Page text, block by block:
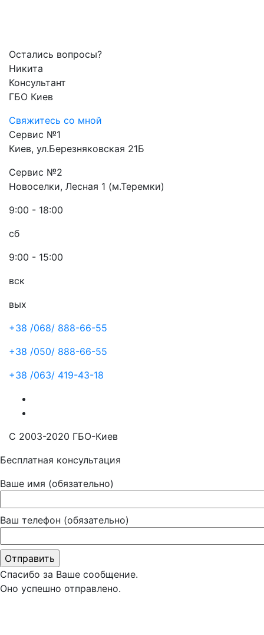
Остались вопросы?
Никита
Консультант
ГБО Киев
Свяжитесь со мной
Сервис №1
Киев, ул.Березняковская 21Б
Сервис №2
Новоселки, Лесная 1 (м.Теремки)
9:00 - 18:00
сб
9:00 - 15:00
вск
вых
+38 /068/ 888-66-55
+38 /050/ 888-66-55
+38 /063/ 419-43-18
С 2003-2020 ГБО-Киев
Бесплатная консультация
Ваше имя (обязательно)
Ваш телефон (обязательно)
Спасибо за Ваше сообщение.
Оно успешно отправлено.